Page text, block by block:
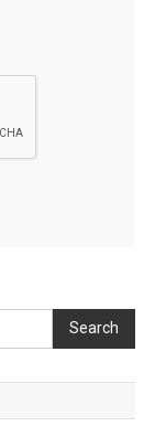
Search